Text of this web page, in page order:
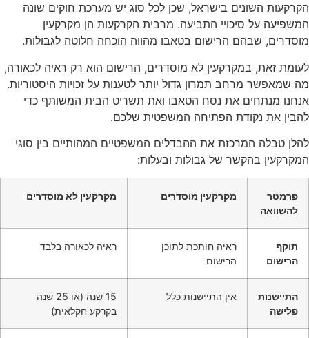
הקרקעות השונים בישראל, שכן לכל סוג יש מערכת חוקים שונה
המשפיעה על סיכויי התביעה. מרבית הקרקעות הן מקרקעין
מוסדרים, שבהם הרישום בטאבו מהווה הוכחה חלוטה לגבולות.
לעומת זאת, במקרקעין לא מוסדרים, הרישום הוא רק ראיה לכאורה,
מה שמאפשר מרחב תמרון גדול יותר לטענות על זכויות היסטוריות.
אנחנו מנתחים את נסח הטאבו ואת תשריט הבית המשותף כדי
להבין את נקודת הפתיחה המשפטית שלכם.
להלן טבלה המרכזת את ההבדלים המשפטיים המהותיים בין סוגי
המקרקעין בהקשר של גבולות ובעלות:
פרמטר
להשוואה
מקרקעין מוסדרים מקרקעין לא מוסדרים
תוקף
הרישום
ראיה חותכת לתוכן
הרישום
ראיה לכאורה בלבד
התיישנות
פלישה
אין התיישנות כלל
15 שנה (או 25 שנה
בקרקע חקלאית)